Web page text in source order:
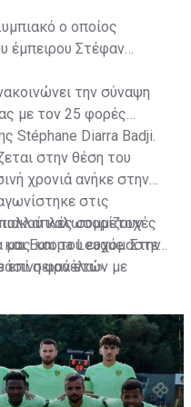
ο οποίος
έμπειρου Στέφαν
την σύναψη
με τον 25 φορές
Stéphane Diarra Badji.
στην θέση του
χρονιά ανήκε στην
στις
συμμετοχές
Europa League. Στην
επί σειρά ετών με
Χαρακτηρίζεται από
τάκλιν ακριβείας και
χώρο του κέντρου.
καλωσορίζουν
μας και του ευχόμαστε
φανέλα.»